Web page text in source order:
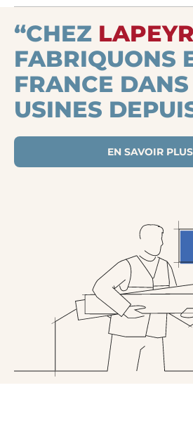
de menuiserie et garantir une
Les pattes de scellement pour
garantir une bonne installation des
“CHEZ
FABRIQUONS
FRANCE
USINES
EN SAVOIR PLUS